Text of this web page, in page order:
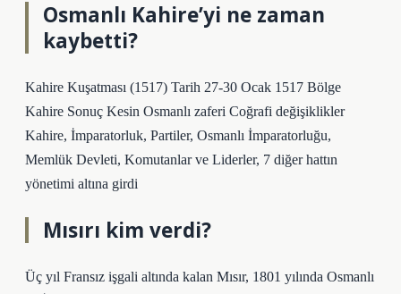
Osmanlı Kahire’yi ne zaman
kaybetti?
Kahire Kuşatması (1517) Tarih 27-30 Ocak 1517 Bölge
Kahire Sonuç Kesin Osmanlı zaferi Coğrafi değişiklikler
Kahire, İmparatorluk, Partiler, Osmanlı İmparatorluğu,
Memlük Devleti, Komutanlar ve Liderler, 7 diğer hattın
yönetimi altına girdi
Mısırı kim verdi?
Üç yıl Fransız işgali altında kalan Mısır, 1801 yılında Osmanlı